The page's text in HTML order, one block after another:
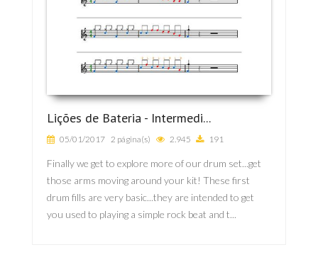
Lições de Bateria - Intermedi...
05/01/2017 2 página(s) 2.945 191
Finally we get to explore more of our drum set...get
those arms moving around your kit! These first
drum fills are very basic...they are intended to get
you used to playing a simple rock beat and t...